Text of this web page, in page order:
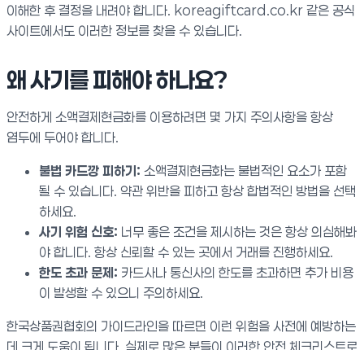
이해한 후 결정을 내려야 합니다. koreagiftcard.co.kr 같은 공식
사이트에서도 이러한 정보를 찾을 수 있습니다.
왜 사기를 피해야 하나요?
안전하게 소액결제현금화를 이용하려면 몇 가지 주의사항을 항상
염두에 두어야 합니다.
불법 카드깡 피하기: 소액결제현금화는 불법적인 요소가 포함
될 수 있습니다. 약관 위반을 피하고 항상 합법적인 방법을 선택
하세요.
사기 위험 신호: 너무 좋은 조건을 제시하는 것은 항상 의심해봐
야 합니다. 항상 신뢰할 수 있는 곳에서 거래를 진행하세요.
한도 초과 문제: 카드사나 통신사의 한도를 초과하면 추가 비용
이 발생할 수 있으니 주의하세요.
한국상품권협회의 가이드라인을 따르면 이런 위험을 사전에 예방하는
데 크게 도움이 됩니다. 실제로 많은 분들이 이러한 안전 체크리스트로